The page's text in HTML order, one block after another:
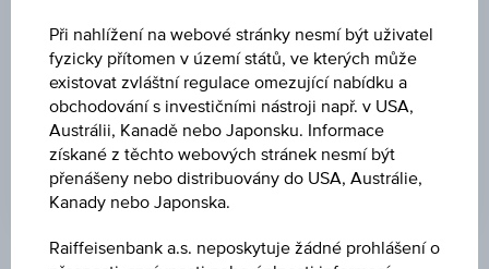
USD
POSLEDNÍ AKTUALIZACE
06.08.2026
09:00:00.000
UTC
Koordinovaný
světový
Při nahlížení na webové stránky nesmí být uživatel
fyzicky přítomen v území států, ve kterých může
existovat zvláštní regulace omezující nabídku a
obchodování s investičními nástroji např. v USA,
Austrálii, Kanadě nebo Japonsku. Informace
získané z těchto webových stránek nesmí být
přenášeny nebo distribuovány do USA, Austrálie,
Kanady nebo Japonska.
Raiffeisenbank a.s. neposkytuje žádné prohlášení o